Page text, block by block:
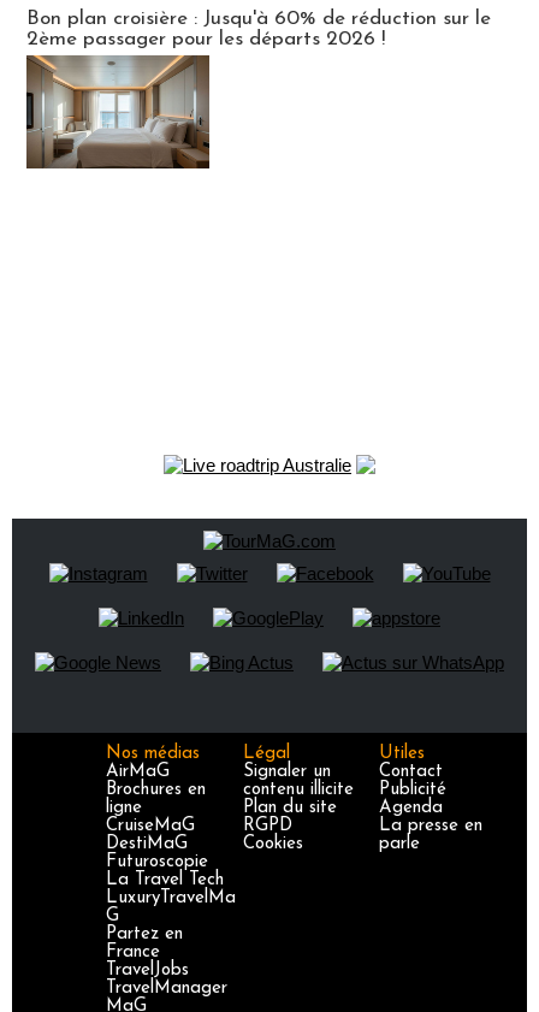
Bon plan croisière : Jusqu'à 60% de réduction sur le
2ème passager pour les départs 2026 !
Nos médias
AirMaG
Brochures en
ligne
CruiseMaG
DestiMaG
Futuroscopie
La Travel Tech
LuxuryTravelMa
G
Partez en
France
TravelJobs
TravelManager
MaG
Légal
Signaler un
contenu illicite
Plan du site
RGPD
Cookies
Utiles
Contact
Publicité
Agenda
La presse en
parle